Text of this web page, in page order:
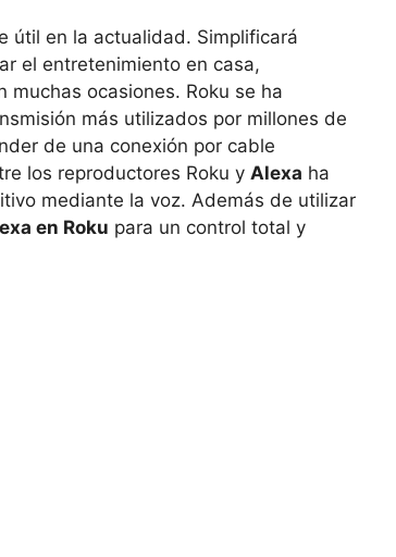
útil en la actualidad. Simplificará
el entretenimiento en casa,
ocasiones. Roku se ha
más utilizados por millones de
de una conexión por cable
los reproductores Roku y Alexa ha
mediante la voz. Además de utilizar
en Roku para un control total y